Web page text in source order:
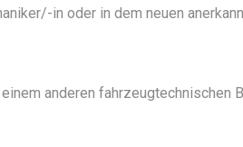
in oder in dem neuen
anderen fahrzeugtechnischen